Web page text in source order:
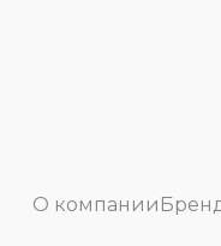
О компании